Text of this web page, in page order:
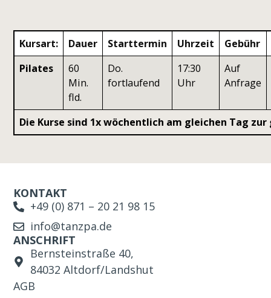
Kursart: Dauer Starttermin Uhrzeit
Gebühr
Pilates
60
Min.
fld.
Do.
fortlaufend
17:30
Uhr
Auf
Anfrage
Die Kurse sind 1x wöchentlich am gleichen Tag
KONTAKT
+49 (0) 871 – 20 21 98 15
info@tanzpa.de
ANSCHRIFT
Bernsteinstraße 40,
84032 Altdorf/Landshut
AGB